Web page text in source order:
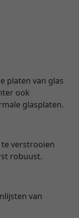
platen van glas
ook
glasplaten.
verstrooien
robuust.
van